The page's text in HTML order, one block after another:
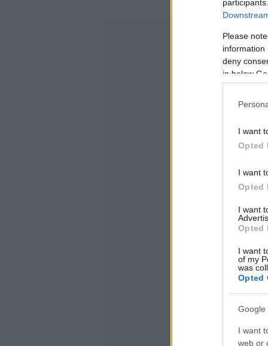
Please
information
deny
in below
I want
Opted
I want
Opted
I want
Opted
I want
of my
was
Opted
Google
I want
web or